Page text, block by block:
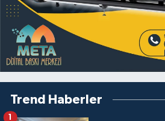
Trend Haberler
1